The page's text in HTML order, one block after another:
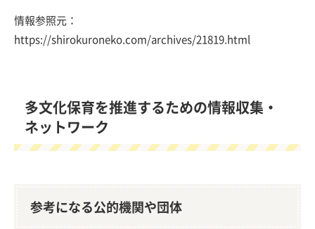
情報参照元：
https://shirokuroneko.com/archives/21819.html
多文化保育を推進するための情報収集・
ネットワーク
参考になる公的機関や団体